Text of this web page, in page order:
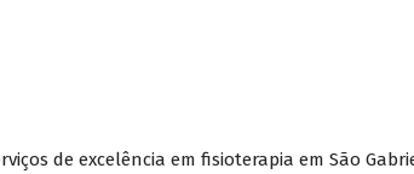
de excelência em fisioterapia em São